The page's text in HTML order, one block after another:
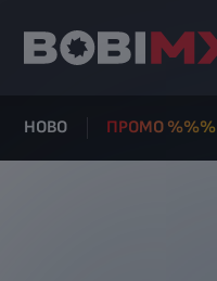
НОВО ПРОМО %%%